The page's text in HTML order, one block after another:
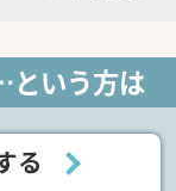
という方は
る